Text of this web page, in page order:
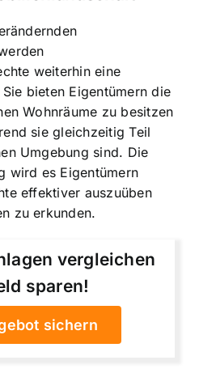
weiterhin eine
bieten Eigentümern die
Wohnräume zu besitzen
sie gleichzeitig Teil
Umgebung sind. Die
wird es Eigentümern
effektiver auszuüben
zu erkunden.
vergleichen
sparen!
sichern